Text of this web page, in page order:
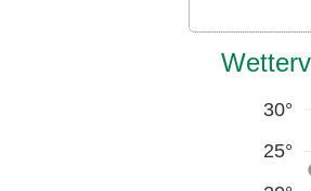
25°
30°